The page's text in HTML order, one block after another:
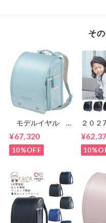
そ
モデルイヤル ク
MR22G 女の子
セイバンのランドセ
ル ６年間保証 送
¥67,320
10%OFF
２０２7 年 くるピ
カ シ
ン
の子
証